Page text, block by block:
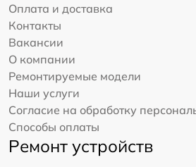
Оплата и доставка
Контакты
Вакансии
О компании
Ремонтируемые модели
Наши услуги
Согласие на обработку
Способы оплаты
Ремонт устройств